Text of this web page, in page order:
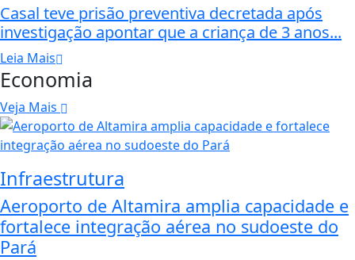
Casal teve prisão preventiva decretada após
investigação apontar que a criança de 3 anos...
Leia Mais
Economia
Veja Mais
Infraestrutura
Aeroporto de Altamira amplia capacidade e
fortalece integração aérea no sudoeste do
Pará